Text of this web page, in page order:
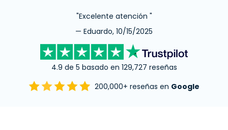
"Excelente atención "
— Eduardo, 10/15/2025
4.9 de 5 basado en 129,727 reseñas
200,000+ reseñas en Google